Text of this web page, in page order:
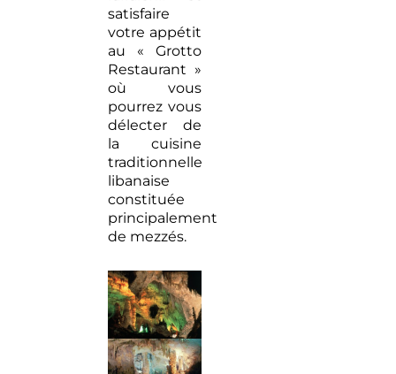
satisfaire
votre appétit
au « Grotto
Restaurant »
où vous
pourrez vous
délecter de
la cuisine
traditionnelle
libanaise
constituée
principalement
de mezzés.